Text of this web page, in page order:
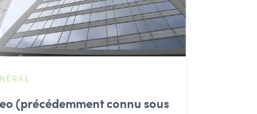
(précédemment connu sous